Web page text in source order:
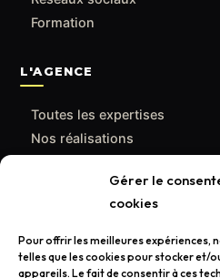
Gérer le
cookies
Pour offrir les meilleures expériences,
telles que les cookies pour stocker et/
appareils. Le fait de consentir à ces
Formation
L'AGENCE
Toutes les expertises
Nos réalisations
Qui sommes-nous
CONTACT